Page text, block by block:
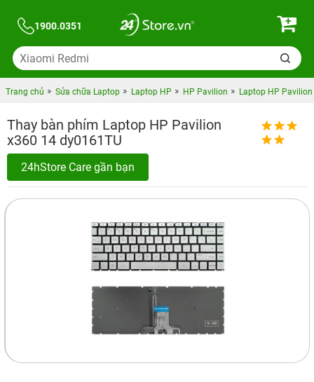
1900.0351
Trang chủ Sửa chữa Laptop Laptop HP HP Pavilion Laptop HP
Thay bàn phím Laptop HP Pavilion
x360 14 dy0161TU
24hStore Care gần bạn